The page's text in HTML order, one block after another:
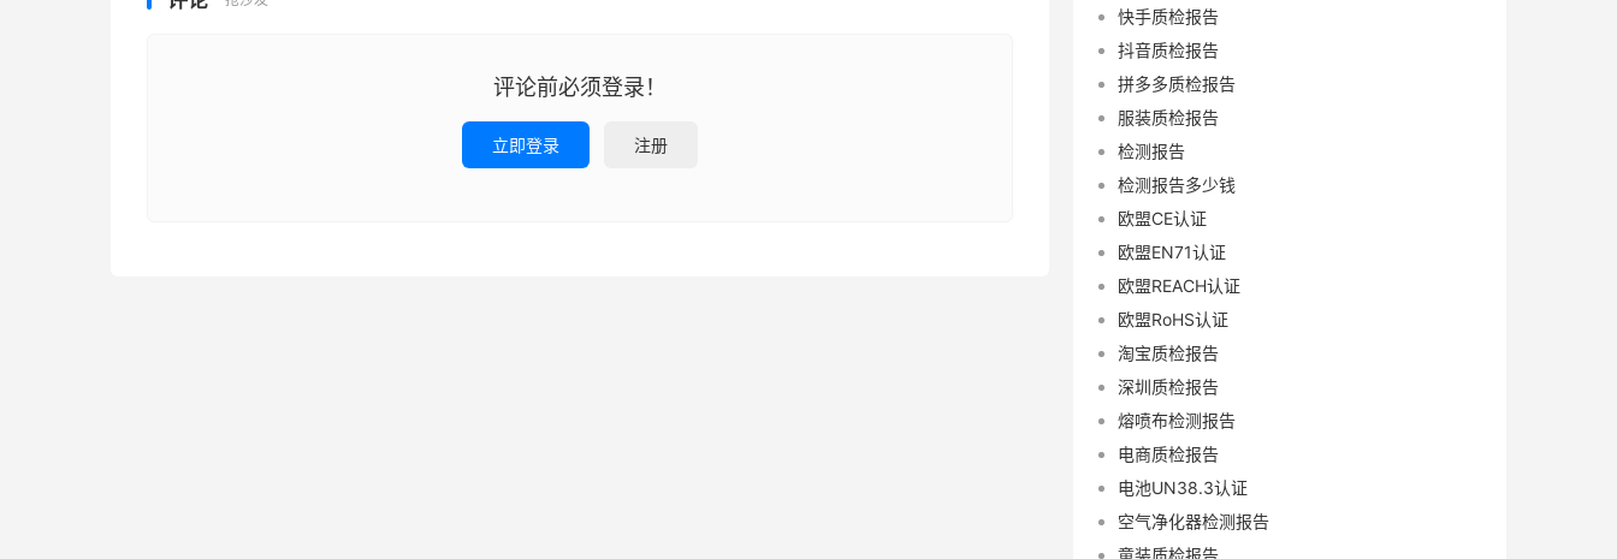
评论前必须登录！
立即登录 注册
快手质检报告
抖音质检报告
拼多多质检报告
服装质检报告
检测报告
检测报告多少钱
欧盟CE认证
欧盟EN71认证
欧盟REACH认证
欧盟RoHS认证
淘宝质检报告
深圳质检报告
熔喷布检测报告
电商质检报告
电池UN38.3认证
空气净化器检测报告
童装质检报告